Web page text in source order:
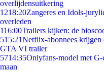
overlijdensuitkering
1218:20Zangeres en Idols-
overleden
116:00Trailers kijken: de
515:21Netflix-abonnees krijgen
GTA VI trailer
5714:35Onlyfans-model met
maan